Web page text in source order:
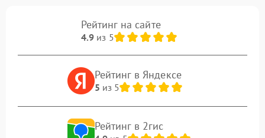
Рейтинг на сайте
4.9из 5
Рейтинг в Яндексе
5 из 5
Рейтинг в 2гис